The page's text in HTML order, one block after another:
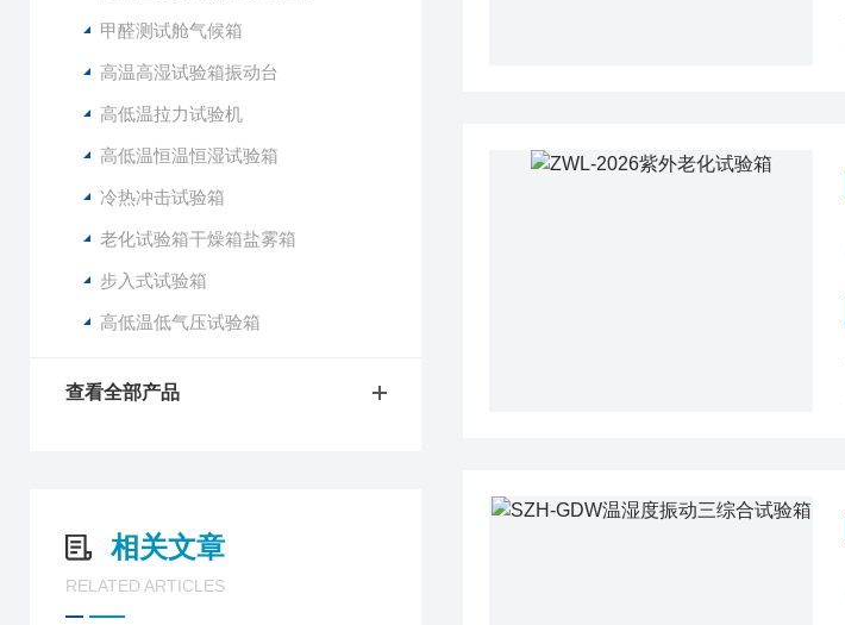
甲醛测试舱气候箱
高温高湿试验箱振动台
高低温拉力试验机
高低温恒温恒湿试验箱
冷热冲击试验箱
老化试验箱干燥箱盐雾箱
步入式试验箱
高低温低气压试验箱
查看全部产品
相关文章
RELATED ARTICLES